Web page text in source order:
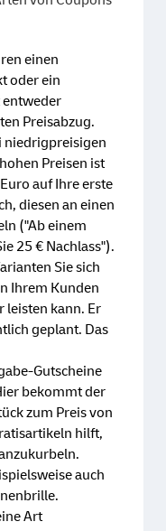
einen
oder ein
Preisabzug.
niedrigpreisigen
Preisen ist
auf Ihre erste
diesen an einen
("Ab einem
25 € Nachlass").
Sie sich
Ihrem Kunden
leisten kann. Er
geplant. Das
Gutscheine
bekommt der
zum Preis von
hilft,
auch
Art